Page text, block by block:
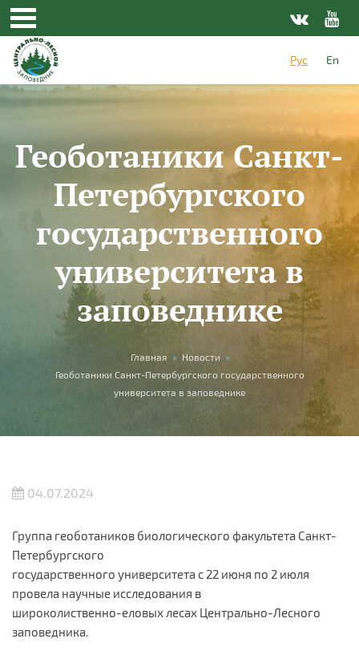
Перейти к основному содержанию
Рус
En
Геоботаники Санкт-
Петербургского
государственного
университета в
заповеднике
Вы здесь Главная » Новости »
Геоботаники Санкт-Петербургского государственного
университета в заповеднике
04.07.2024
Группа геоботаников биологического факультета Санкт-
Петербургского
государственного университета с 22 июня по 2 июля
провела научные исследования в
широколиственно-еловых лесах Центрально-Лесного
заповедника.